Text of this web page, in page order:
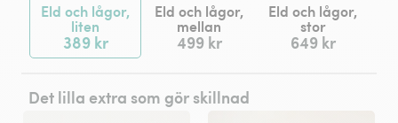
Eld och lågor,
liten
389 kr
Eld och lågor,
mellan
499 kr
Eld och lågor,
stor
649 kr
Det lilla extra som gör skillnad